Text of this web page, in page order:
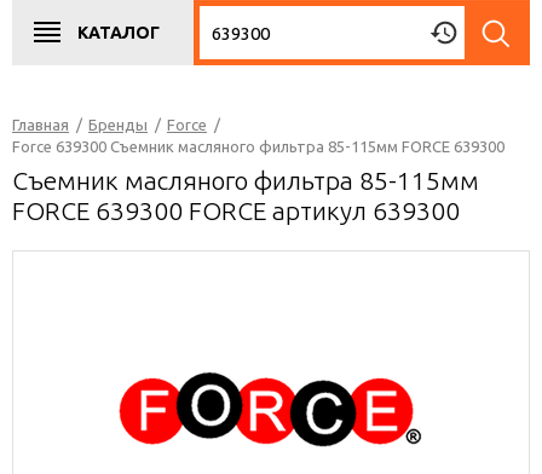
КАТАЛОГ
Главная / Бренды / Force /
Force 639300 Съемник масляного фильтра 85-115мм FORCE 639300
Съемник масляного фильтра 85-115мм
FORCE 639300 FORCE артикул 639300